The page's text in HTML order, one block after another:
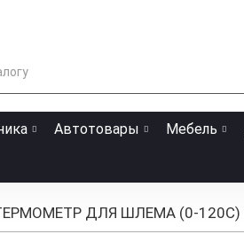
Автотовары Мебель
ДЛЯ ШЛЕМА (0-120C)